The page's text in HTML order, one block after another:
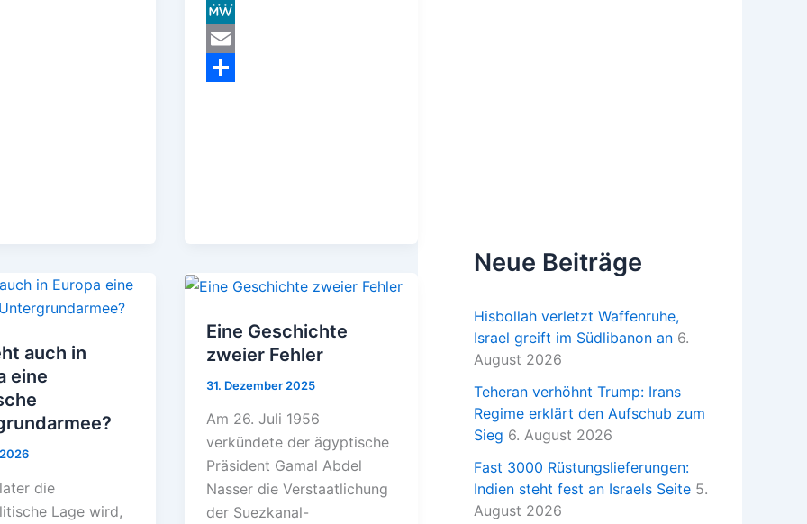
o
k
s
A
p
e
g
r
e
a
i
n
V
K
M
eE
auch in
eine
die
Lage wird,
Eine Geschichte
zweier Fehler
31. Dezember 2025
Am 26. Juli 1956
verkündete der ägyptische
Präsident Gamal Abdel
Nasser die Verstaatlichung
der Suezkanal-
Neue Beiträge
Hisbollah verletzt Waffenruhe,
Israel greift im Südlibanon an 6.
August 2026
Teheran verhöhnt Trump: Irans
Regime erklärt den Aufschub zum
Sieg 6. August 2026
Fast 3000 Rüstungslieferungen:
Indien steht fest an Israels Seite 5.
August 2026